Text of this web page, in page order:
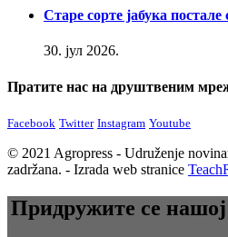
Старе сорте јабука
30. јул 2026.
Пратите нас на друштвеним
Facebook Twitter Instagram Youtube
© 2021 Agropress - Udruženje
zadržana. - Izrada web stranice
Придружите се